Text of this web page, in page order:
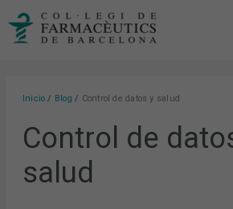
Inicio Blog Control de datos y salud
Control de
salud